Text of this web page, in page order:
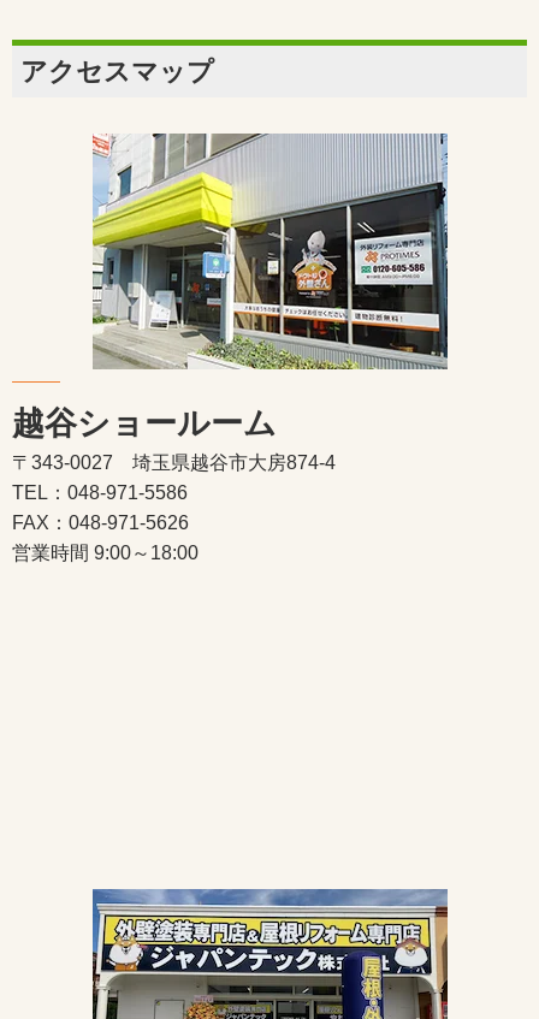
アクセスマップ
越谷ショールーム
〒343-0027 埼玉県越谷市大房874-4
TEL：048-971-5586
FAX：048-971-5626
営業時間 9:00～18:00